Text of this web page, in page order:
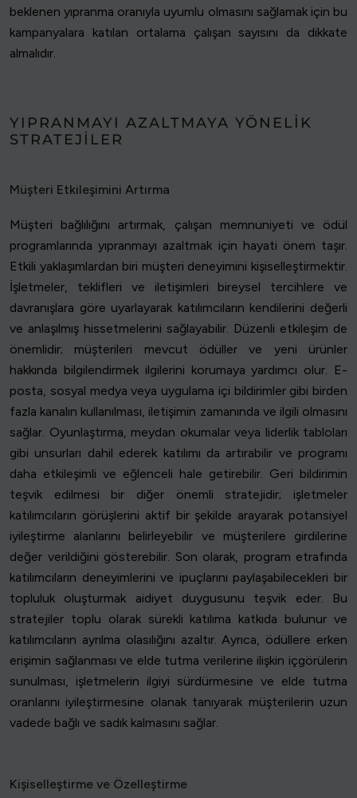
beklenen yıpranma oranıyla uyumlu olmasını sağlamak için bu
kampanyalara katılan ortalama çalışan sayısını da dikkate
almalıdır.
YIPRANMAYI AZALTMAYA YÖNELIK
STRATEJILER
Müşteri Etkileşimini Artırma
Müşteri bağlılığını artırmak, çalışan memnuniyeti ve ödül
programlarında yıpranmayı azaltmak için hayati önem taşır.
Etkili yaklaşımlardan biri müşteri deneyimini kişiselleştirmektir.
İşletmeler, teklifleri ve iletişimleri bireysel tercihlere ve
davranışlara göre uyarlayarak katılımcıların kendilerini değerli
ve anlaşılmış hissetmelerini sağlayabilir. Düzenli etkileşim de
önemlidir; müşterileri mevcut ödüller ve yeni ürünler
hakkında bilgilendirmek ilgilerini korumaya yardımcı olur. E-
posta, sosyal medya veya uygulama içi bildirimler gibi birden
fazla kanalın kullanılması, iletişimin zamanında ve ilgili olmasını
sağlar. Oyunlaştırma, meydan okumalar veya liderlik tabloları
gibi unsurları dahil ederek katılımı da artırabilir ve programı
daha etkileşimli ve eğlenceli hale getirebilir. Geri bildirimin
teşvik edilmesi bir diğer önemli stratejidir; işletmeler
katılımcıların görüşlerini aktif bir şekilde arayarak potansiyel
iyileştirme alanlarını belirleyebilir ve müşterilere girdilerine
değer verildiğini gösterebilir. Son olarak, program etrafında
katılımcıların deneyimlerini ve ipuçlarını paylaşabilecekleri bir
topluluk oluşturmak aidiyet duygusunu teşvik eder. Bu
stratejiler toplu olarak sürekli katılıma katkıda bulunur ve
katılımcıların ayrılma olasılığını azaltır. Ayrıca, ödüllere erken
erişimin sağlanması ve elde tutma verilerine ilişkin içgörülerin
sunulması, işletmelerin ilgiyi sürdürmesine ve elde tutma
oranlarını iyileştirmesine olanak tanıyarak müşterilerin uzun
vadede bağlı ve sadık kalmasını sağlar.
Kişiselleştirme ve Özelleştirme